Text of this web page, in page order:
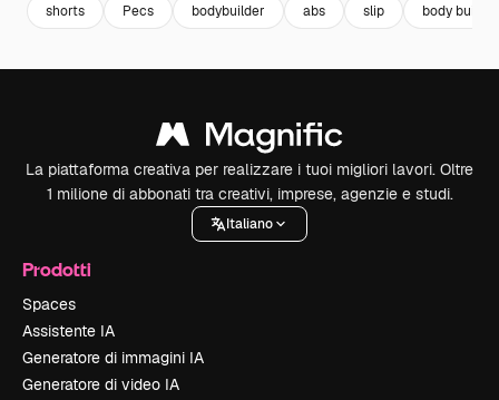
shorts Pecs bodybuilder abs slip body
La piattaforma creativa per realizzare i tuoi migliori lavori. Oltre
1 milione di abbonati tra creativi, imprese, agenzie e studi.
Italiano
Prodotti
Spaces
Assistente IA
Generatore di immagini IA
Generatore di video IA